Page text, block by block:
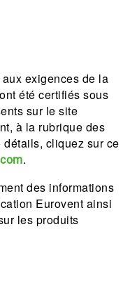
exigences de la
été certifiés sous
sur le site
à la rubrique des
cliquez sur ce
.
des informations
Eurovent ainsi
les produits